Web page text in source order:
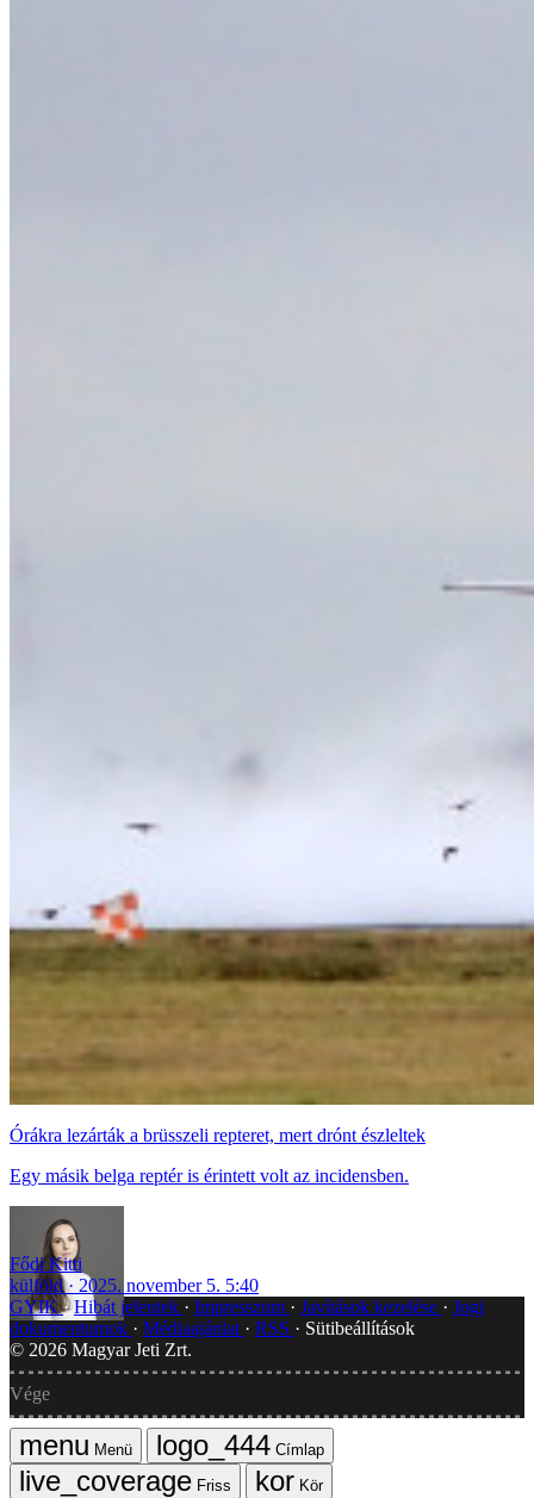
Órákra lezárták a brüsszeli repteret, mert drónt észleltek
Egy másik belga reptér is érintett volt az incidensben.
Fődi Kitti
külföld
2025. november 5. 5:40
GYIK Hibát jelentek Impresszum Javítások kezelése
Jogi
dokumentumok
Médiaajánlat RSS
Sütibeállítások
© 2026 Magyar Jeti Zrt.
Vége
Menü
Címlap
Friss
Kör